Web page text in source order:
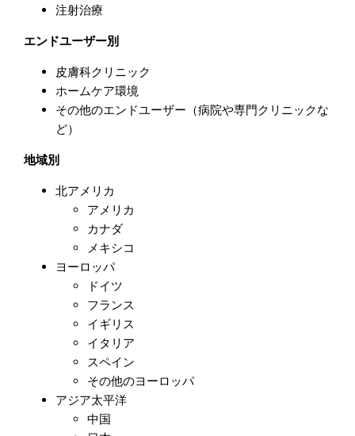
注射治療
エンドユーザー別
皮膚科クリニック
ホームケア環境
その他のエンドユーザー（病院や専門クリニックな
ど）
地域別
北アメリカ
アメリカ
カナダ
メキシコ
ヨーロッパ
ドイツ
フランス
イギリス
イタリア
スペイン
その他のヨーロッパ
アジア太平洋
中国